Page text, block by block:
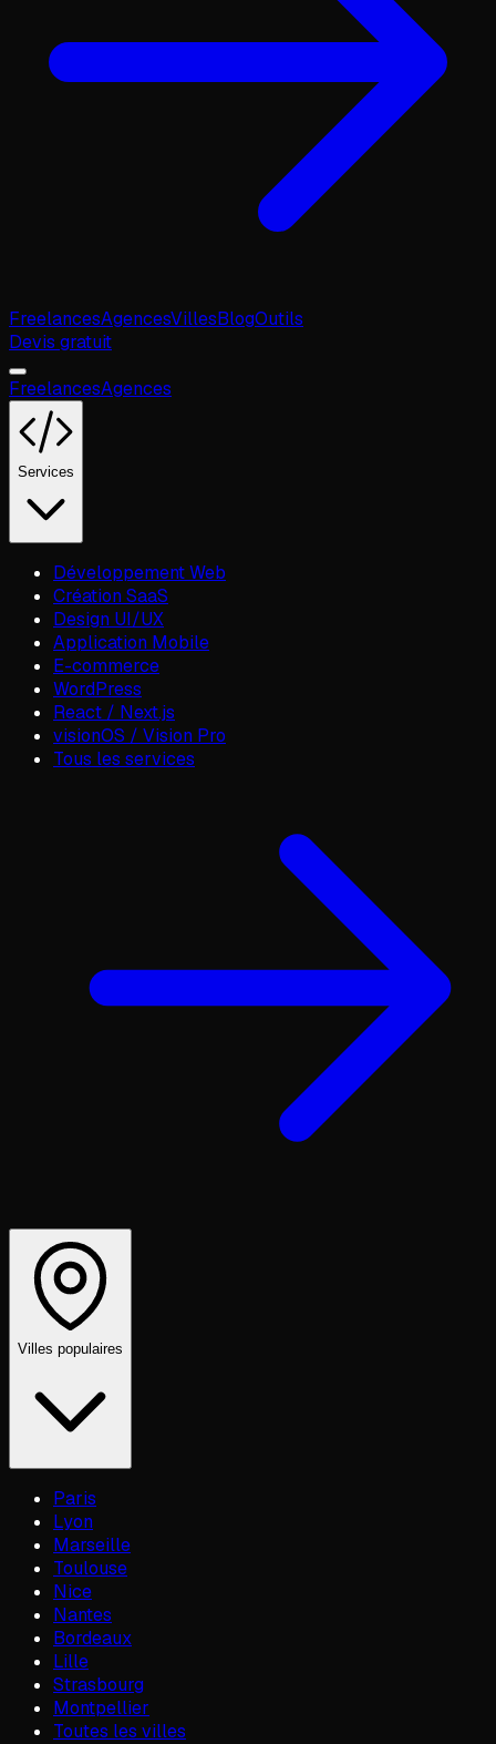
FreelancesAgencesVillesBlogOutils
Devis gratuit
FreelancesAgences
Services
Développement Web
Création SaaS
Design UI/UX
Application Mobile
E-commerce
WordPress
React / Next.js
visionOS / Vision Pro
Tous les services
Villes populaires
Paris
Lyon
Marseille
Toulouse
Nice
Nantes
Bordeaux
Lille
Strasbourg
Montpellier
Toutes les villes